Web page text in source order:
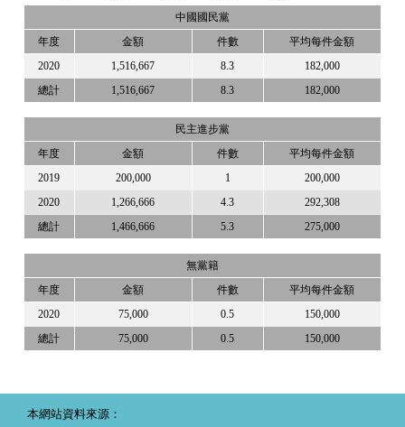
中國國民黨
年度 金額 件數 平均每件金額
2020 1,516,667 8.3 182,000
總計 1,516,667 8.3 182,000
民主進步黨
年度 金額 件數 平均每件金額
2019 200,000 1 200,000
2020 1,266,666 4.3 292,308
總計 1,466,666 5.3 275,000
無黨籍
年度 金額 件數 平均每件金額
2020 75,000 0.5 150,000
總計 75,000 0.5 150,000
本網站資料來源：